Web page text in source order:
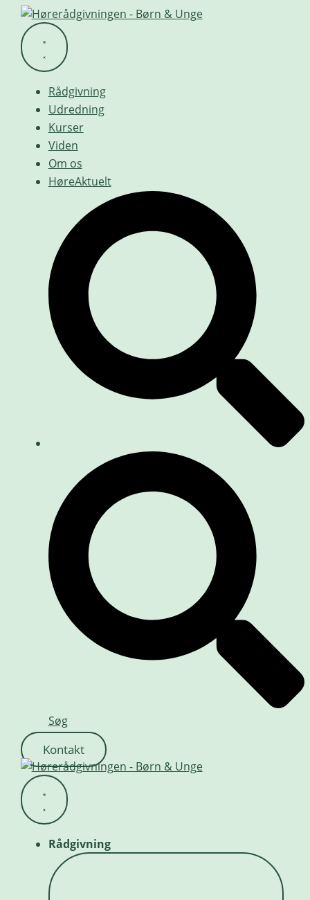
Videre
indhold
Rådgivning
Udredning
Kurser
Viden
Om os
HøreAktuelt
Søg
Kontakt
Rådgivning